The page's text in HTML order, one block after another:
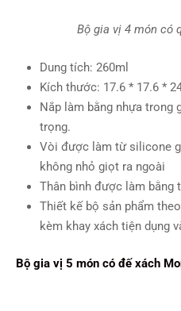
Bộ gia vị 4 món có
Dung tích: 260ml
Kích thước: 17.6 * 17.6 *
Nắp làm bằng nhựa trong
trọng.
Vòi được làm từ silicone
không nhỏ giọt ra ngoài
Thân bình được làm bằng
Thiết kế bộ sản phẩm
kèm khay xách tiện dụng
Bộ gia vị 5 món có đế xách